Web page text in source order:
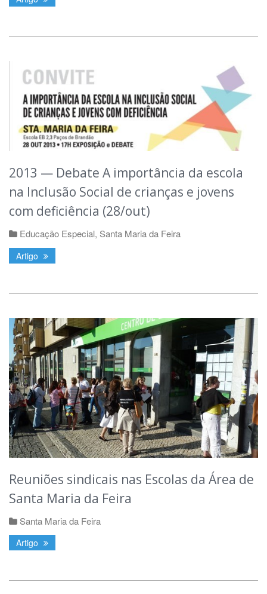
2013 — Debate A importância da escola
na Inclusão Social de crianças e jovens
com deficiência (28/out)
Educação Especial, Santa Maria da Feira
Artigo
Reuniões sindicais nas Escolas da Área de
Santa Maria da Feira
Santa Maria da Feira
Artigo